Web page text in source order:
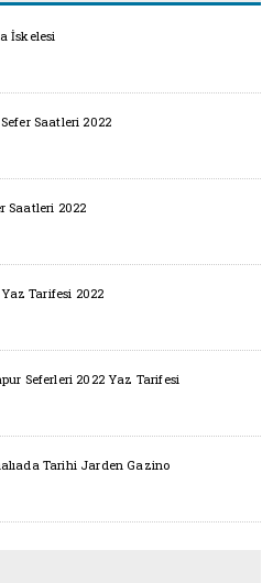
İskelesi
Saatleri 2022
Saatleri 2022
Tarifesi 2022
Seferleri 2022 Yaz Tarifesi
Tarihi Jarden Gazino